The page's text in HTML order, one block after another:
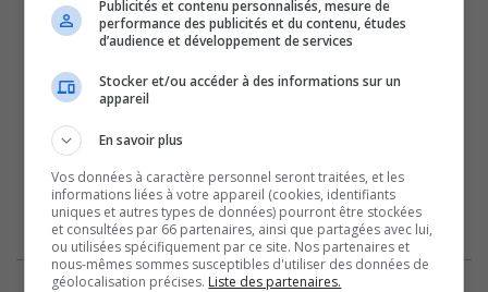
Publicités et contenu personnalisés, mesure de
performance des publicités et du contenu, études
d’audience et développement de services
Stocker et/ou accéder à des informations sur un
appareil
En savoir plus
Vos données à caractère personnel seront traitées, et les
informations liées à votre appareil (cookies, identifiants
uniques et autres types de données) pourront être stockées
et consultées par 66 partenaires, ainsi que partagées avec lui,
ou utilisées spécifiquement par ce site. Nos partenaires et
nous-mêmes sommes susceptibles d'utiliser des données de
géolocalisation précises. Liste des partenaires.